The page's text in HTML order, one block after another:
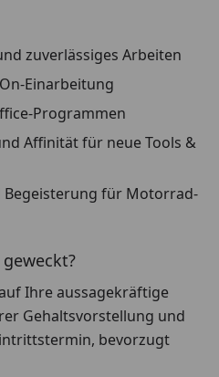
zuverlässiges Arbeiten
Einarbeitung
Programmen
Affinität für neue Tools &
Begeisterung für Motorrad-
Ihre aussagekräftige
Gehaltsvorstellung und
bevorzugt